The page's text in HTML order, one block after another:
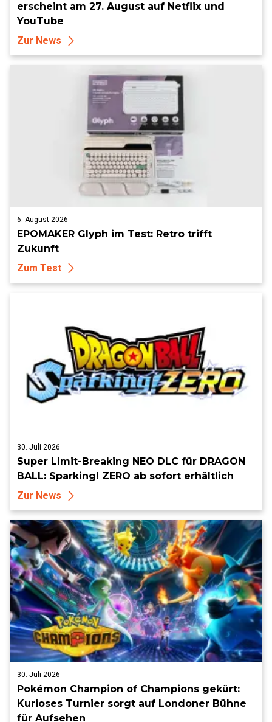
erscheint am 27. August auf Netflix und
YouTube
Zur News
6. August 2026
EPOMAKER Glyph im Test: Retro trifft
Zukunft
Zum Test
30. Juli 2026
Super Limit-Breaking NEO DLC für DRAGON
BALL: Sparking! ZERO ab sofort erhältlich
Zur News
30. Juli 2026
Pokémon Champion of Champions gekürt:
Kurioses Turnier sorgt auf Londoner Bühne
für Aufsehen